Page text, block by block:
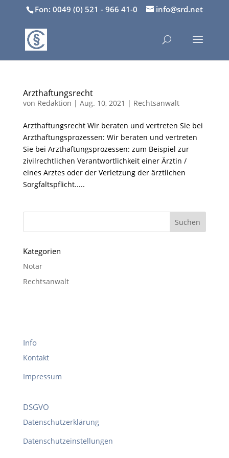
Fon: 0049 (0) 521 - 966 41-0 info@srd.net
Arzthaftungsrecht
von Redaktion | Aug. 10, 2021 | Rechtsanwalt
Arzthaftungsrecht Wir beraten und vertreten Sie bei
Arzthaftungsprozessen: Wir beraten und vertreten
Sie bei Arzthaftungsprozessen: zum Beispiel zur
zivilrechtlichen Verantwortlichkeit einer Ärztin /
eines Arztes oder der Verletzung der ärztlichen
Sorgfaltspflicht.....
Kategorien
Notar
Rechtsanwalt
Info
Kontakt
Impressum
DSGVO
Datenschutzerklärung
Datenschutzeinstellungen